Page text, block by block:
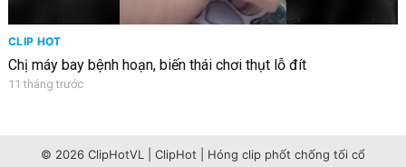
CLIP HOT
Chị máy bay bệnh hoạn, biến thái chơi thụt lỗ đít
11 tháng trước
© 2026 ClipHotVL | ClipHot | Hóng clip phốt chống tối cổ